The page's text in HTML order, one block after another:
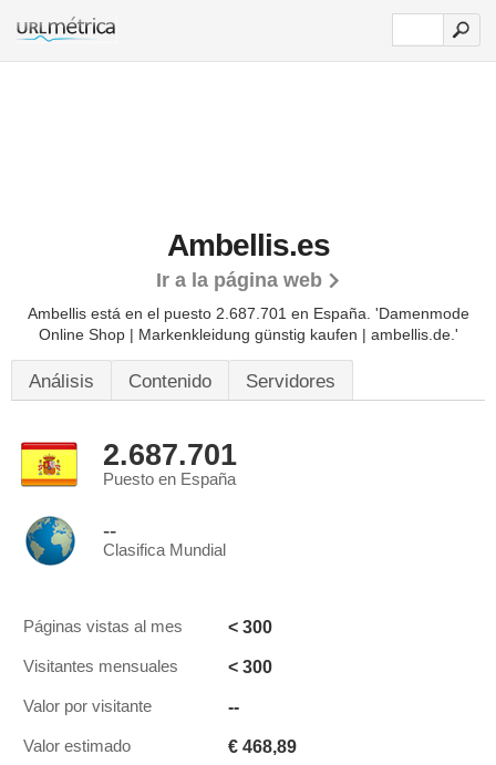
Ambellis.es
Ir a la página web
Ambellis está en el puesto 2.687.701 en España. 'Damenmode
Online Shop | Markenkleidung günstig kaufen | ambellis.de.'
Análisis Contenido Servidores
2.687.701
Puesto en España
--
Clasifica Mundial
Páginas vistas al mes < 300
Visitantes mensuales < 300
Valor por visitante --
Valor estimado € 468,89